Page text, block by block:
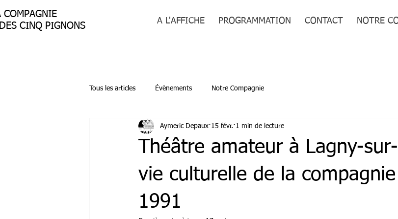
COMPAGNIE
CINQ PIGNONS
A L'AFFICHE PROGRAMMATION CONTACT NOTRE
Tous les articles Évènements Notre Compagnie
Théâtre amateur à Lagny-
vie culturelle de la
1991
Aymeric Depaux 15 févr. 1 min de lecture